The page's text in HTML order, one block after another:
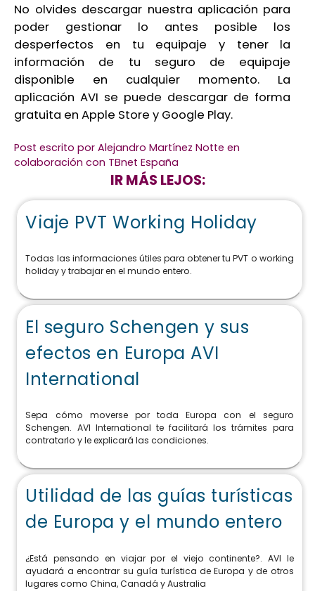
No olvides descargar nuestra aplicación para
poder gestionar lo antes posible los
desperfectos en tu equipaje y tener la
información de tu seguro de equipaje
disponible en cualquier momento. La
aplicación AVI se puede descargar de forma
gratuita en Apple Store y Google Play.
Post escrito por Alejandro Martínez Notte en
colaboración con TBnet España
IR MÁS LEJOS:
Viaje PVT Working Holiday
Todas las informaciones útiles para obtener tu PVT o working
holiday y trabajar en el mundo entero.
El seguro Schengen y sus
efectos en Europa AVI
International
Sepa cómo moverse por toda Europa con el seguro
Schengen. AVI International te facilitará los trámites para
contratarlo y le explicará las condiciones.
Utilidad de las guías turísticas
de Europa y el mundo entero
¿Está pensando en viajar por el viejo continente?. AVI le
ayudará a encontrar su guía turística de Europa y de otros
lugares como China, Canadá y Australia